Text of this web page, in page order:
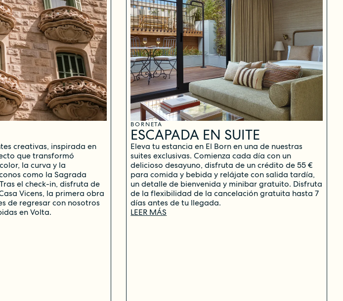
creativas, inspirada en
que transformó
la curva y la
como la Sagrada
el check-in, disfruta de
Vicens, la primera obra
de regresar con nosotros
en Volta.
BORNETA
ESCAPADA EN SUITE
Eleva tu estancia en El Born en una de nuestras
suites exclusivas. Comienza cada día con un
delicioso desayuno, disfruta de un crédito de 55 €
para comida y bebida y relájate con salida tardía,
un detalle de bienvenida y minibar gratuito. Disfruta
de la flexibilidad de la cancelación gratuita hasta 7
días antes de tu llegada.
LEER MÁS